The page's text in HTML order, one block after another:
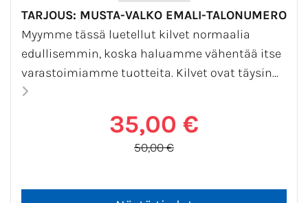
TARJOUS: MUSTA-VALKO EMALI-TALONUMERO
Myymme tässä luetellut kilvet normaalia
edullisemmin, koska haluamme vähentää itse
varastoimiamme tuotteita. Kilvet ovat täysin...
35,00 €
50,00 €